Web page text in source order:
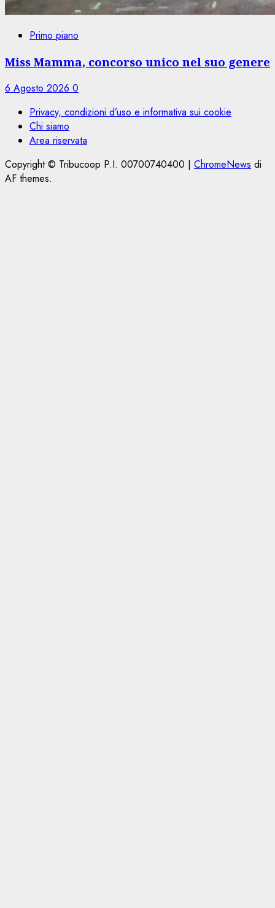
Primo piano
Miss Mamma, concorso unico nel suo genere
6 Agosto 2026 0
Privacy, condizioni d’uso e informativa sui cookie
Chi siamo
Area riservata
Copyright © Tribucoop P.I. 00700740400 | ChromeNews di
AF themes.